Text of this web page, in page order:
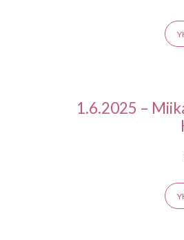
1.6.2025 –